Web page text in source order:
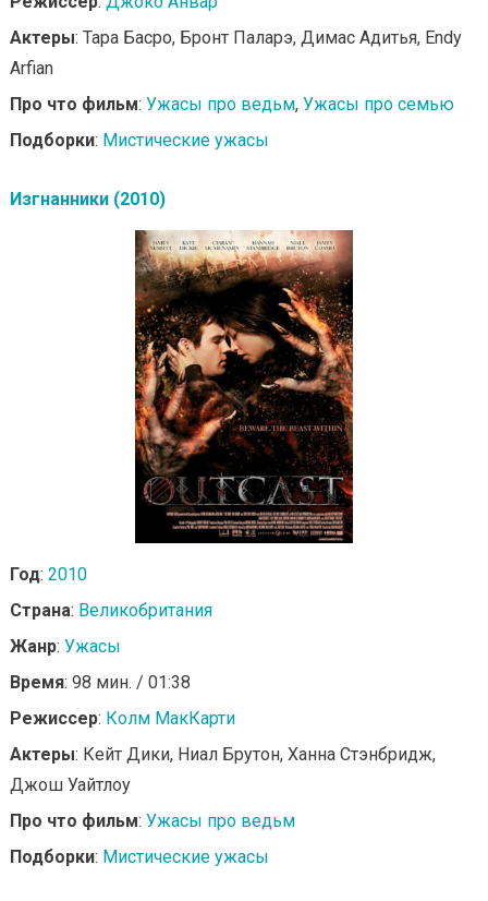
Актеры: Тара Басро, Бронт Паларэ, Димас Адитья, Endy
Arfian
Про что фильм: Ужасы про ведьм, Ужасы про семью
Подборки: Мистические ужасы
Изгнанники (2010)
Год: 2010
Страна: Великобритания
Жанр: Ужасы
Время: 98 мин. / 01:38
Режиссер: Колм МакКарти
Актеры: Кейт Дики, Ниал Брутон, Ханна Стэнбридж,
Джош Уайтлоу
Про что фильм: Ужасы про ведьм
Подборки: Мистические ужасы